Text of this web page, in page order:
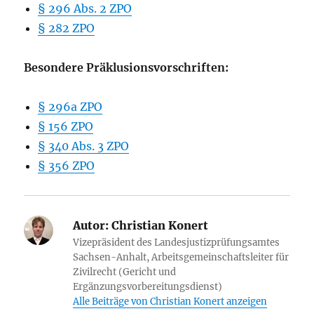
§ 296 Abs. 2 ZPO
§ 282 ZPO
Besondere Präklusionsvorschriften:
§ 296a ZPO
§ 156 ZPO
§ 340 Abs. 3 ZPO
§ 356 ZPO
Autor: Christian Konert
Vizepräsident des Landesjustizprüfungsamtes
Sachsen-Anhalt, Arbeitsgemeinschaftsleiter für
Zivilrecht (Gericht und
Ergänzungsvorbereitungsdienst)
Alle Beiträge von Christian Konert anzeigen